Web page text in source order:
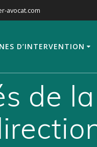
avocat.com
D’INTERVENTION
de